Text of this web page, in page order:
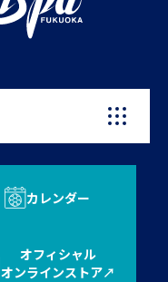
カレンダー
オフィシャル
オンラインストア